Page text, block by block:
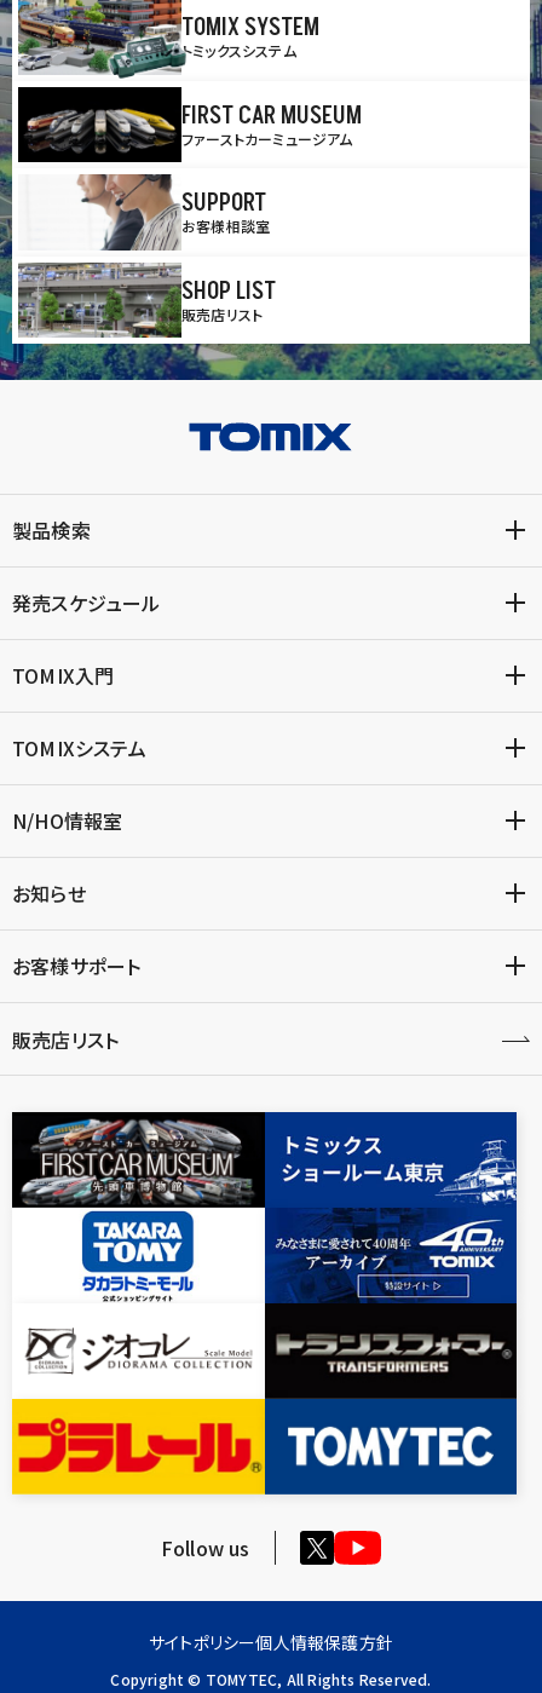
TOMIX SYSTEM
トミックスシステム
FIRST CAR MUSEUM
ファーストカーミュージアム
SUPPORT
お客様相談室
SHOP LIST
販売店リスト
製品検索
発売スケジュール
TOMIX入門
TOMIXシステム
N/HO情報室
お知らせ
お客様サポート
販売店リスト
Follow us
サイトポリシー個人情報保護方針
Copyright © TOMYTEC, All Rights Reserved.